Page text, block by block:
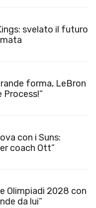
svelato il futuro
forma, LeBron
Process!”
con i Suns:
coach Ott”
Olimpiadi 2028 con
da lui”